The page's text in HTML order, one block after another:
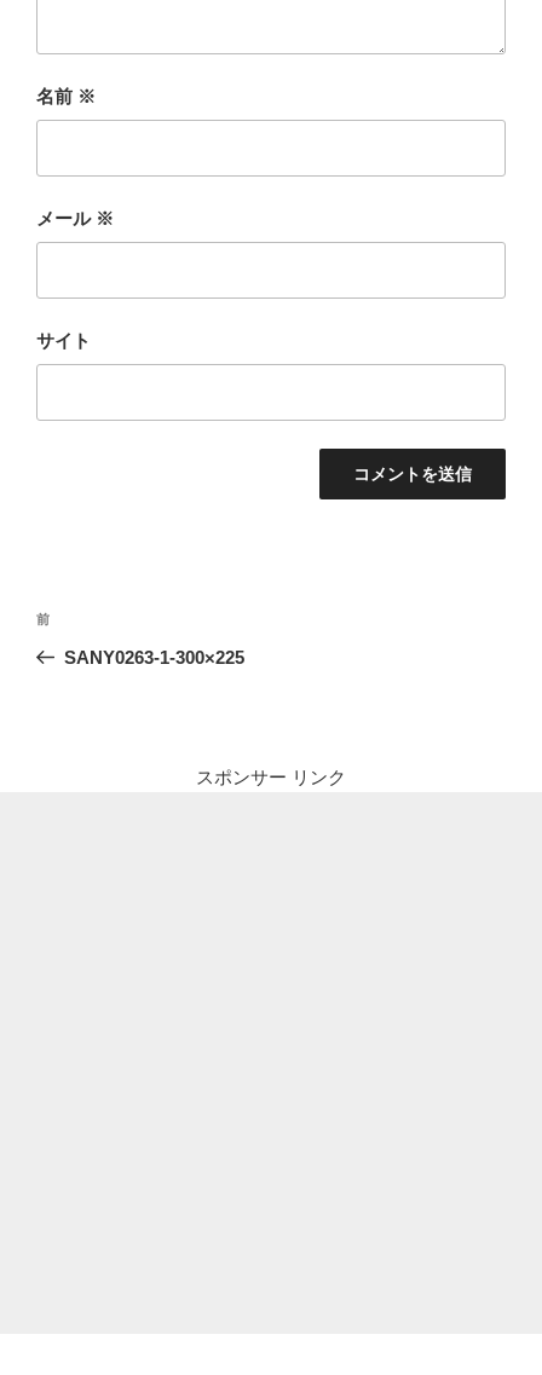
名前 ※
メール ※
サイト
投
ナ
前
の
前
SANY0263-1-300×225
スポンサー リンク